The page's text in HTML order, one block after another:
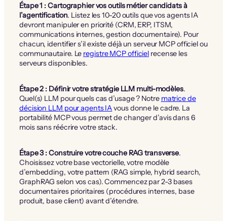
Étape 1 : Cartographier vos outils métier candidats à
l’agentification. Listez les 10-20 outils que vos agents IA
devront manipuler en priorité (CRM, ERP, ITSM,
communications internes, gestion documentaire). Pour
chacun, identifier s’il existe déjà un serveur MCP officiel ou
communautaire. Le registre MCP officiel recense les
serveurs disponibles.
Étape 2 : Définir votre stratégie LLM multi-modèles.
Quel(s) LLM pour quels cas d’usage ? Notre matrice de
décision LLM pour agents IAvous donne le cadre. La
portabilité MCP vous permet de changer d’avis dans 6
mois sans réécrire votre stack.
Étape 3 : Construire votre couche RAG transverse.
Choisissez votre base vectorielle, votre modèle
d’embedding, votre pattern (RAG simple, hybrid search,
GraphRAG selon vos cas). Commencez par 2-3 bases
documentaires prioritaires (procédures internes, base
produit, base client) avant d’étendre.